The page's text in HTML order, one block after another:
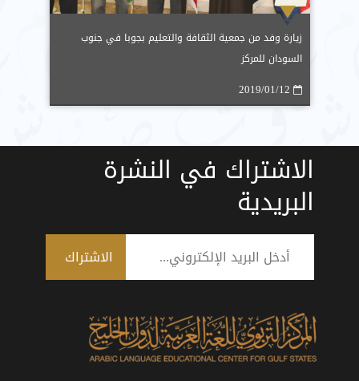
زيارة وفد من جمعية الثقافة والتعليم بجوبا في جنوب
السودان للمركز
2019/01/12
الاشتراك في النشرة
البريدية